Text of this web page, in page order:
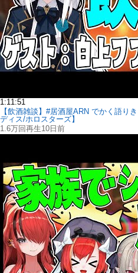
1:11:51
【飲酒雑談】#居酒屋ARN でかく語
ディス/ホロスターズ】
1.6万回再生10日前